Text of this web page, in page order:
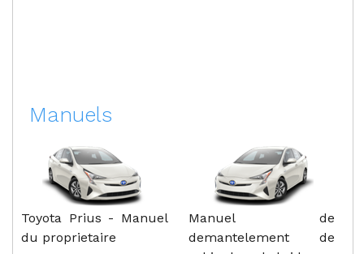
Manuels
Toyota Prius - Manuel
du proprietaire
Manuel de
demantelement de